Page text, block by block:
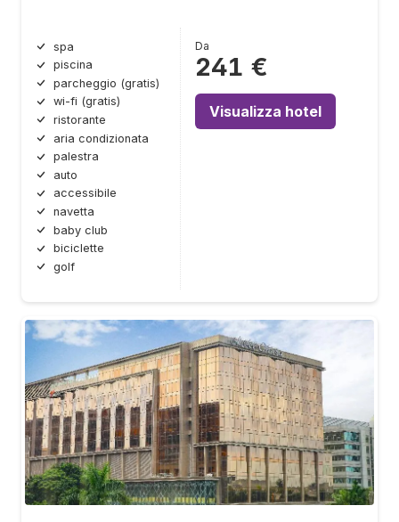
spa
piscina
parcheggio (gratis)
wi-fi (gratis)
ristorante
aria condizionata
palestra
auto
accessibile
navetta
baby club
biciclette
golf
Da
241 €
Visualizza hotel